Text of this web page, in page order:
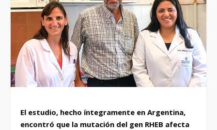
El estudio, hecho íntegramente en Argentina,
encontró que la mutación del gen RHEB afecta